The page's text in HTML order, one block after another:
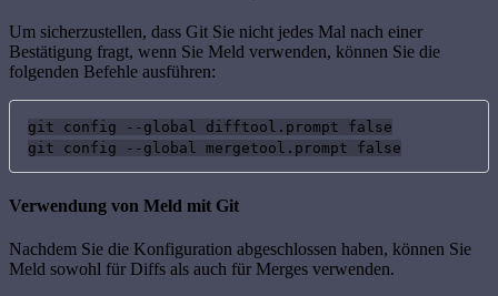
Um sicherzustellen, dass Git Sie nicht jedes Mal nach einer
Bestätigung fragt, wenn Sie Meld verwenden, können Sie die
folgenden Befehle ausführen:
git config --global difftool.prompt false
git config --global mergetool.prompt false
Verwendung von Meld mit Git
Nachdem Sie die Konfiguration abgeschlossen haben, können Sie
Meld sowohl für Diffs als auch für Merges verwenden.